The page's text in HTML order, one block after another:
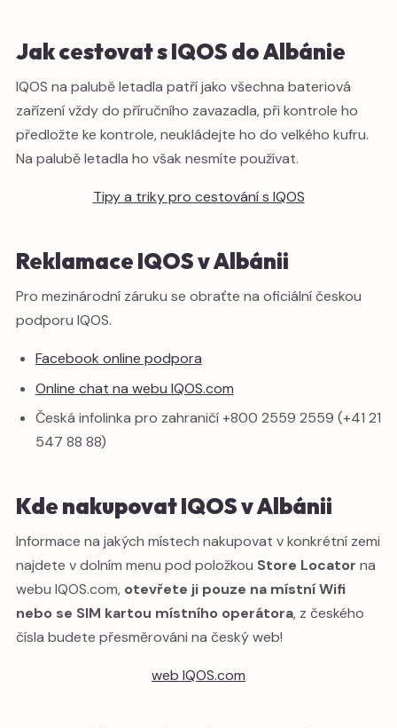
Jak cestovat s IQOS do Albánie
IQOS na palubě letadla patří jako všechna bateriová
zařízení vždy do příručního zavazadla, při kontrole ho
předložte ke kontrole, neukládejte ho do velkého kufru.
Na palubě letadla ho však nesmíte používat.
Tipy a triky pro cestování s IQOS
Reklamace IQOS v Albánii
Pro mezinárodní záruku se obraťte na oficiální českou
podporu IQOS.
Facebook online podpora
Online chat na webu IQOS.com
Česká infolinka pro zahraničí +800 2559 2559 (+41 21
547 88 88)
Kde nakupovat IQOS v Albánii
Informace na jakých místech nakupovat v konkrétní zemi
najdete v dolním menu pod položkou Store Locator na
webu IQOS.com, otevřete ji pouze na místní Wifi
nebo se SIM kartou místního operátora, z českého
čísla budete přesměrováni na český web!
web IQOS.com